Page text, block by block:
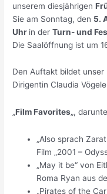
unserem diesjährigen
Sie am Sonntag, den 5.
Uhr in derTurn- und
Die Saalöffnung ist um
Den Auftakt bildet
Dirigentin Claudia
„Film Favorites„,
„Also sprach
Film „2001 –
„May it be“ von
Roma Ryan aus
„Pirates of the